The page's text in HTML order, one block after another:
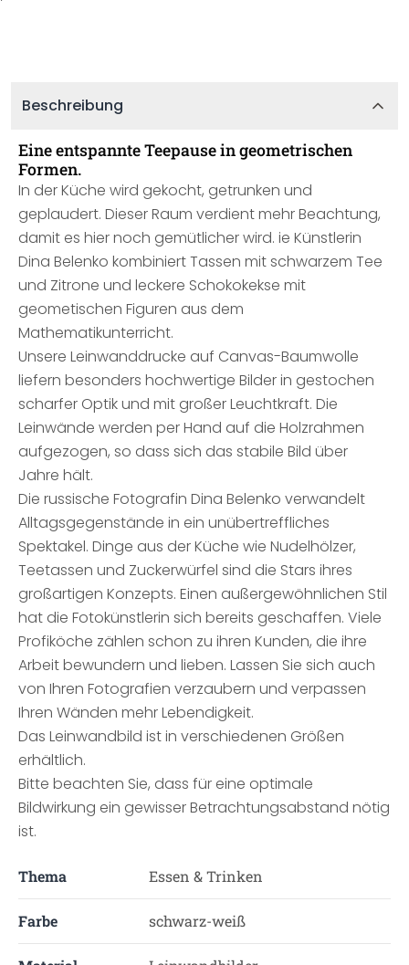
Beschreibung
Eine entspannte Teepause in geometrischen
Formen.
In der Küche wird gekocht, getrunken und
geplaudert. Dieser Raum verdient mehr Beachtung,
damit es hier noch gemütlicher wird. ie Künstlerin
Dina Belenko kombiniert Tassen mit schwarzem Tee
und Zitrone und leckere Schokokekse mit
geometischen Figuren aus dem
Mathematikunterricht.
Unsere Leinwanddrucke auf Canvas-Baumwolle
liefern besonders hochwertige Bilder in gestochen
scharfer Optik und mit großer Leuchtkraft. Die
Leinwände werden per Hand auf die Holzrahmen
aufgezogen, so dass sich das stabile Bild über
Jahre hält.
Die russische Fotografin Dina Belenko verwandelt
Alltagsgegenstände in ein unübertreffliches
Spektakel. Dinge aus der Küche wie Nudelhölzer,
Teetassen und Zuckerwürfel sind die Stars ihres
großartigen Konzepts. Einen außergewöhnlichen Stil
hat die Fotokünstlerin sich bereits geschaffen. Viele
Profiköche zählen schon zu ihren Kunden, die ihre
Arbeit bewundern und lieben. Lassen Sie sich auch
von Ihren Fotografien verzaubern und verpassen
Ihren Wänden mehr Lebendigkeit.
Das Leinwandbild ist in verschiedenen Größen
erhältlich.
Bitte beachten Sie, dass für eine optimale
Bildwirkung ein gewisser Betrachtungsabstand nötig
ist.
Thema Essen & Trinken
Farbe schwarz-weiß